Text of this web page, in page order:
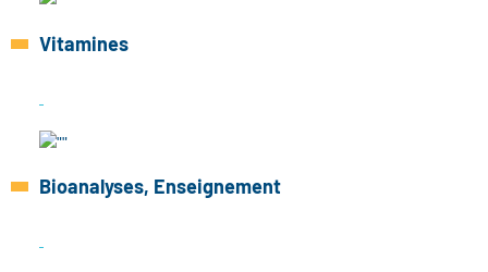
Vitamines
Bioanalyses, Enseignement